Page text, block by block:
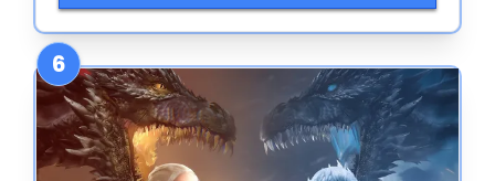
6